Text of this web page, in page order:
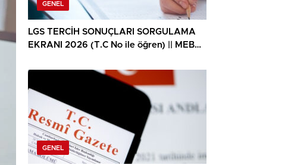
GENEL
LGS TERCİH SONUÇLARI SORGULAMA
EKRANI 2026 (T.C No ile öğren) || MEB
lise yerleştirme sonuçlarına nereden
bakılır? 2026 LGS lise tercih sonuçları
sorgulama ekranı MEB.gov.tr!
GENEL